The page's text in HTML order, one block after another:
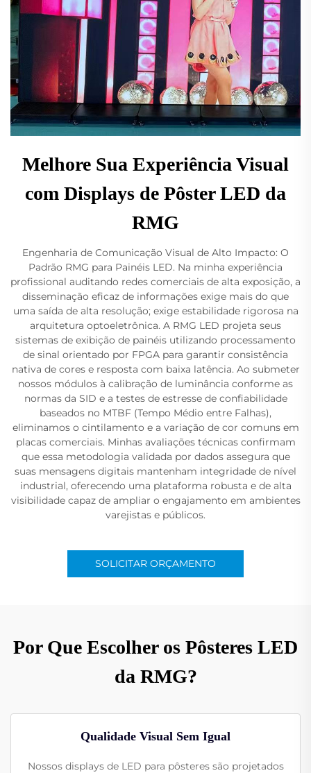
Melhore Sua Experiência Visual
com Displays de Pôster LED da
RMG
Engenharia de Comunicação Visual de Alto Impacto: O
Padrão RMG para Painéis LED. Na minha experiência
profissional auditando redes comerciais de alta exposição, a
disseminação eficaz de informações exige mais do que
uma saída de alta resolução; exige estabilidade rigorosa na
arquitetura optoeletrônica. A RMG LED projeta seus
sistemas de exibição de painéis utilizando processamento
de sinal orientado por FPGA para garantir consistência
nativa de cores e resposta com baixa latência. Ao submeter
nossos módulos à calibração de luminância conforme as
normas da SID e a testes de estresse de confiabilidade
baseados no MTBF (Tempo Médio entre Falhas),
eliminamos o cintilamento e a variação de cor comuns em
placas comerciais. Minhas avaliações técnicas confirmam
que essa metodologia validada por dados assegura que
suas mensagens digitais mantenham integridade de nível
industrial, oferecendo uma plataforma robusta e de alta
visibilidade capaz de ampliar o engajamento em ambientes
varejistas e públicos.
SOLICITAR ORÇAMENTO
Por Que Escolher os Pôsteres LED
da RMG?
Qualidade Visual Sem Igual
Nossos displays de LED para pôsteres são projetados